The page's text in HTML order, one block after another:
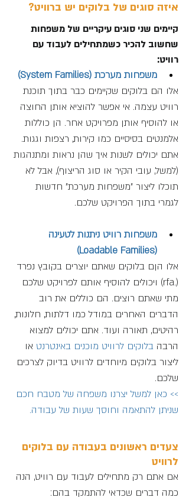
איזה סוגים של בלוקים יש ברוויט?
קיימים שני סוגים עיקריים של משפחות
שחשוב להכיר כשמתחילים לעבוד עם
רוויט:
משפחות מערכת (System Families)
אלו הם בלוקים שקיימים כבר בתוך תוכנת
רוויט עצמה. אי אפשר להוציא אותן החוצה
או להוסיף אותן מפרויקט אחר. הן כוללות
אלמנטים בסיסיים כמו קירות, רצפות וגגות.
אתם יכולים לשנות איך שהן נראות ומתנהגות
(למשל, עובי הקיר או סוג הריצוף), אבל לא
תוכלו ליצור "משפחות מערכת" חדשות
לגמרי בתוך הפרויקט שלכם.
משפחות רוויט ניתנות לטעינה
(Loadable Families)
אלו הןם בלוקים שאתם יוצרים בקובץ נפרד
(.rfa) ויכולים להוסיף אותם לפרויקט שלכם
מתי שאתם רוצים. הם כוללים את רוב
הדברים האחרים במודל כמו דלתות, חלונות,
רהיטים, תאורה ועוד. אתם יכולים למצוא
הרבה בלוקים לרוויט מוכנים באינטרנט או
ליצור בלוקים מיוחדים לרוויט בדיוק לצרכים
שלכם.
>> כאן למשל יצרנו משפחה של מטבח חכם
שניתן להתאמה וחוסך שעות של עבודה.
צעדים ראשונים בעבודה עם בלוקים
לרוויט
אם אתם רק מתחילים לעבוד עם רוויט, הנה
כמה דברים שכדאי להתמקד בהם: